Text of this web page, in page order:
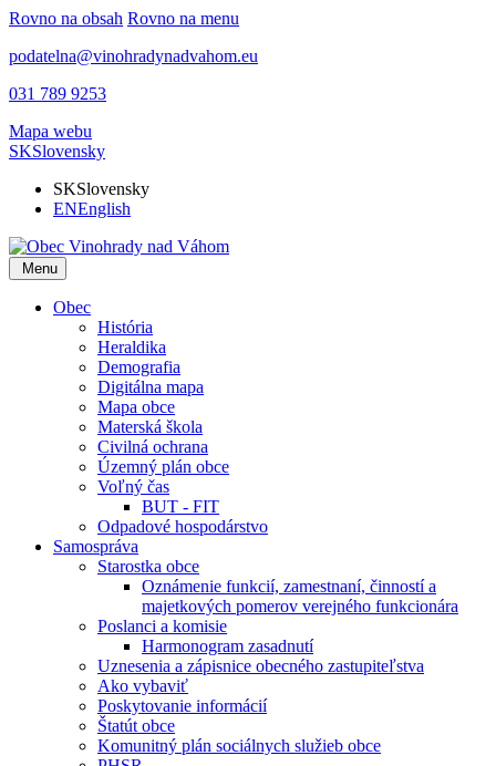
Rovno na obsah Rovno na menu
podatelna@vinohradynadvahom.eu
031 789 9253
Mapa webu
SKSlovensky
SKSlovensky
ENEnglish
Menu
Obec
História
Heraldika
Demografia
Digitálna mapa
Mapa obce
Materská škola
Civilná ochrana
Územný plán obce
Voľný čas
BUT - FIT
Odpadové hospodárstvo
Samospráva
Starostka obce
Oznámenie funkcií, zamestnaní, činností a
majetkových pomerov verejného funkcionára
Poslanci a komisie
Harmonogram zasadnutí
Uznesenia a zápisnice obecného zastupiteľstva
Ako vybaviť
Poskytovanie informácií
Štatút obce
Komunitný plán sociálnych služieb obce